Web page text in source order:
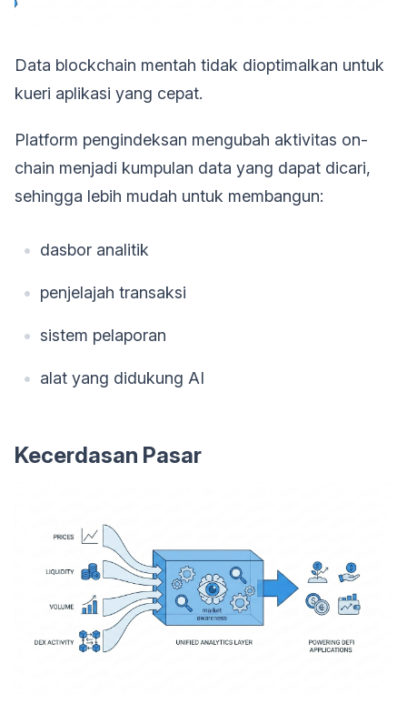
Data blockchain mentah tidak dioptimalkan untuk
kueri aplikasi yang cepat.
Platform pengindeksan mengubah aktivitas on-
chain menjadi kumpulan data yang dapat dicari,
sehingga lebih mudah untuk membangun:
dasbor analitik
penjelajah transaksi
sistem pelaporan
alat yang didukung AI
Kecerdasan Pasar